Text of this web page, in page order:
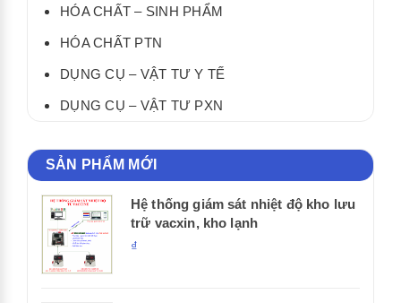
HÓA CHẤT – SINH PHẨM
HÓA CHẤT PTN
DỤNG CỤ – VẬT TƯ Y TẾ
DỤNG CỤ – VẬT TƯ PXN
SẢN PHẨM MỚI
Hệ thống giám sát nhiệt độ kho lưu
trữ vacxin, kho lạnh
₫